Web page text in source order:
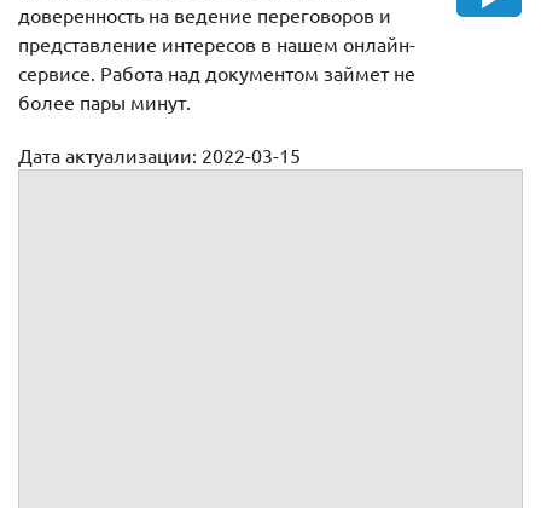
доверенность на ведение переговоров и
представление интересов в нашем онлайн-
сервисе. Работа над документом займет не
более пары минут.
Дата актуализации: 2022-03-15